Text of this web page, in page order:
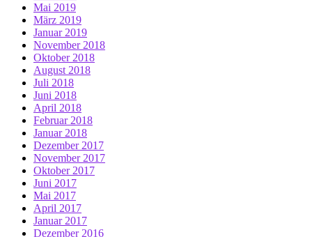
Mai 2019
März 2019
Januar 2019
November 2018
Oktober 2018
August 2018
Juli 2018
Juni 2018
April 2018
Februar 2018
Januar 2018
Dezember 2017
November 2017
Oktober 2017
Juni 2017
Mai 2017
April 2017
Januar 2017
Dezember 2016